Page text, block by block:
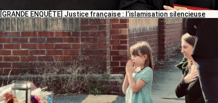
[GRANDE ENQUÊTE] Justice française : l’islamisation silencieuse